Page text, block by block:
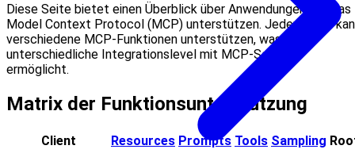
Diese Seite bietet einen Überblick über Anwendungen, die das
Model Context Protocol (MCP) unterstützen. Jeder Client
verschiedene MCP-Funktionen unterstützen, was
unterschiedliche Integrationslevel mit MCP-Servern
ermöglicht.
Matrix der Funktionsunterstützung
Client Resources Prompts Tools Sampling